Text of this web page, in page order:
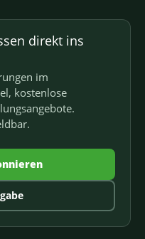
direkt ins
im
kostenlose